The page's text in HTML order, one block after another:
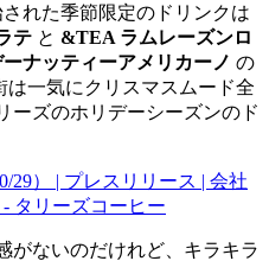
れた季節限定のドリンクは
テ と &TEA ラムレーズンロ
ナッティーアメリカーノ の
一気にクリスマスムード全
ーズのホリデーシーズンのド
29） | プレスリリース | 会社
タリーズコーヒー
がないのだけれど、キラキラ